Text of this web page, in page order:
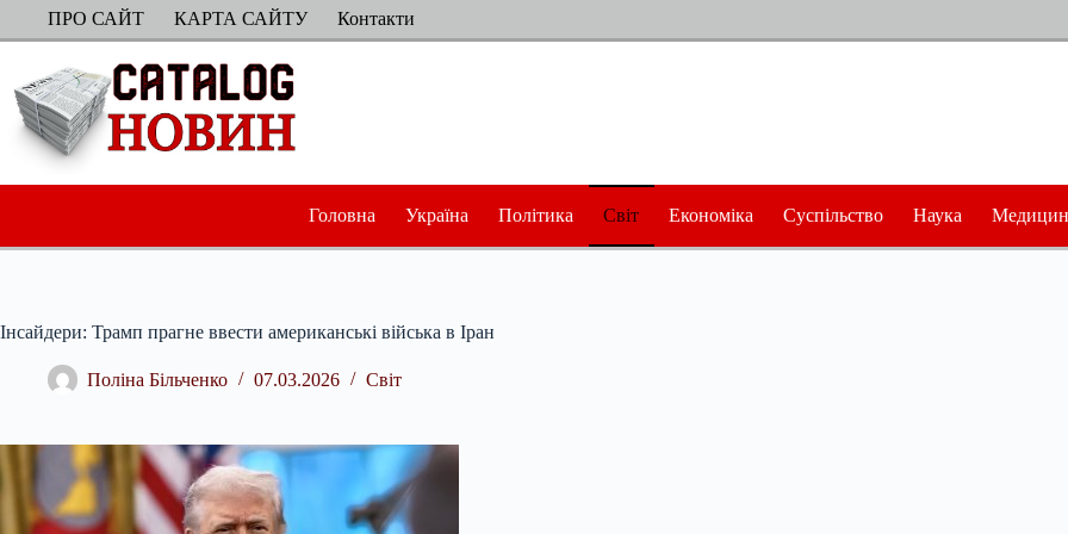
ПерейтиПРО САЙТ КАРТА САЙТУ Контакти
Головна Україна Політика Світ Економіка Суспільство Наука
Інсайдери: Трамп прагне ввести американські війська в Іран
Поліна Більченко 07.03.2026 Світ